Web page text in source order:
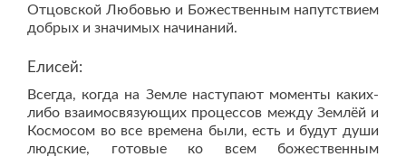
Отцовской Любовью и Божественным напутствием
добрых и значимых начинаний.
Елисей:
Всегда, когда на Земле наступают моменты каких-
либо взаимосвязующих процессов между Землёй и
Космосом во все времена были, есть и будут души
людские, готовые ко всем божественным